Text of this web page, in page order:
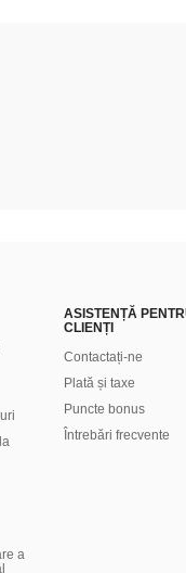
a
ASISTENȚĂ
CLIENȚI
Contactați-ne
Plată și taxe
Puncte bonus
Întrebări frecvente